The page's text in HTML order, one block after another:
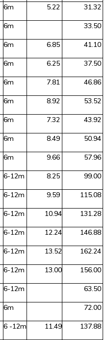
6m 5.22 31.32
6m 33.50
6m 6.85 41.10
6m 6.25 37.50
6m 7.81 46.86
6m 8.92 53.52
6m 7.32 43.92
6m 8.49 50.94
6m 9.66 57.96
6-12m 8.25 99.00
6-12m 9.59 115.08
6-12m 10.94 131.28
6-12m 12.24 146.88
6-12m 13.52 162.24
6-12m 13.00 156.00
6-12m 63.50
6m 72.00
6 -12m 11.49 137.88